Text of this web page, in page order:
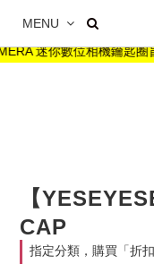
迷你數位相機鑰匙圈
MENU
【
CAP
指定分類，購買「折